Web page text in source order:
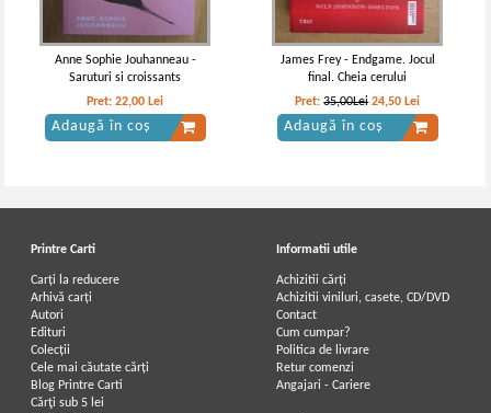
Francis Scott Fitzgerald - Marele
Francis Scott Fitzgerald - The great
Gatsby
Anne Sophie Jouhanneau -
Saruturi si croissants
Pret:22,00 Lei
Adaugă în coș
James Frey - Endgame. Jocul
final. Cheia cerului
Pret:35,00Lei 24,50 Lei
Adaugă în coș
Printre Carti
Carți la reducere
Arhivă carți
Autori
Edituri
Colecții
Cele mai căutate cărți
Blog Printre Carti
Cărţi sub 5 lei
Informatii utile
Achizitii cărți
Achizitii viniluri, casete, CD/DVD
Contact
Cum cumpar?
Politica de livrare
Retur comenzi
Angajari - Cariere